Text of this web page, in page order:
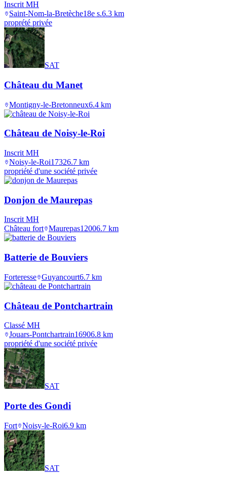
Inscrit MH
Saint-Nom-la-Bretèche18e s.6.3 km
proprété privée
SAT
Château du Manet
Montigny-le-Bretonneux6.4 km
Château de Noisy-le-Roi
Inscrit MH
Noisy-le-Roi17326.7 km
propriété d'une société privée
Donjon de Maurepas
Inscrit MH
Château fort Maurepas12006.7 km
Batterie de Bouviers
Forteresse Guyancourt6.7 km
Château de Pontchartrain
Classé MH
Jouars-Pontchartrain16906.8 km
propriété d'une société privée
SAT
Porte des Gondi
Fort Noisy-le-Roi6.9 km
SAT